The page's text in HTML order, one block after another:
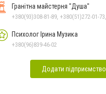
Гранітна майстерня "Душа"
Психолог Ірина Музика
+380(96)839-46-02
Додати підприємство